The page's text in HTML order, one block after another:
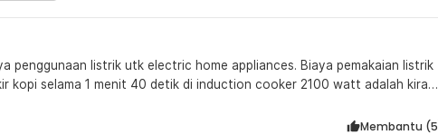
penggunaan listrik utk electric home appliances. Biaya pemakaian listrik
kopi selama 1 menit 40 detik di induction cooker 2100 watt adalah kira2
Membantu (5